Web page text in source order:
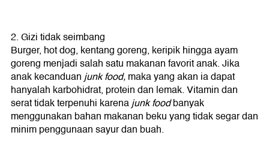
2. Gizi tidak seimbang
Burger, hot dog, kentang goreng, keripik hingga ayam
goreng menjadi salah satu makanan favorit anak. Jika
anak kecanduanjunk food,maka yang akan ia dapat
hanyalah karbohidrat, protein dan lemak. Vitamin dan
serat tidak terpenuhi karenajunk foodbanyak
menggunakan bahan makanan beku yang tidak segar dan
minim penggunaan sayur dan buah.